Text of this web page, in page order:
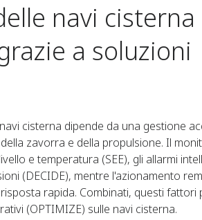
navi cisterna
a soluzioni
cisterna dipende da una gestione
zavorra e della propulsione. Il
e temperatura (SEE), gli allarmi
(DECIDE), mentre l'azionamento
rapida. Combinati, questi
(OPTIMIZE) sulle navi cisterna.​